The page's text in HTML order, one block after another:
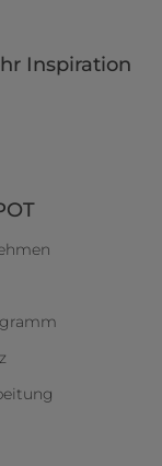
Inspiration